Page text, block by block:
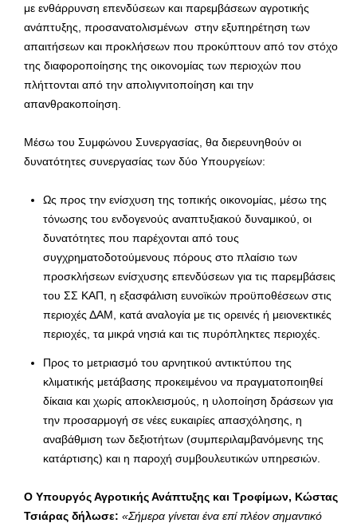
με ενθάρρυνση επενδύσεων και παρεμβάσεων αγροτικής
ανάπτυξης, προσανατολισμένων στην εξυπηρέτηση των
απαιτήσεων και προκλήσεων που προκύπτουν από τον στόχο
της διαφοροποίησης της οικονομίας των περιοχών που
πλήττονται από την απολιγνιτοποίηση και την
απανθρακοποίηση.
Μέσω του Συμφώνου Συνεργασίας, θα διερευνηθούν οι
δυνατότητες συνεργασίας των δύο Υπουργείων:
Ως προς την ενίσχυση της τοπικής οικονομίας, μέσω της
τόνωσης του ενδογενούς αναπτυξιακού δυναμικού, οι
δυνατότητες που παρέχονται από τους
συγχρηματοδοτούμενους πόρους στο πλαίσιο των
προσκλήσεων ενίσχυσης επενδύσεων για τις παρεμβάσεις
του ΣΣ ΚΑΠ, η εξασφάλιση ευνοϊκών προϋποθέσεων στις
περιοχές ΔΑΜ, κατά αναλογία με τις ορεινές ή μειονεκτικές
περιοχές, τα μικρά νησιά και τις πυρόπληκτες περιοχές.
Προς το μετριασμό του αρνητικού αντικτύπου της
κλιματικής μετάβασης προκειμένου να πραγματοποιηθεί
δίκαια και χωρίς αποκλεισμούς, η υλοποίηση δράσεων για
την προσαρμογή σε νέες ευκαιρίες απασχόλησης, η
αναβάθμιση των δεξιοτήτων (συμπεριλαμβανόμενης της
κατάρτισης) και η παροχή συμβουλευτικών υπηρεσιών.
Ο Υπουργός Αγροτικής Ανάπτυξης και Τροφίμων, Κώστας
Τσιάρας δήλωσε: «Σήμερα γίνεται ένα επί πλέον σημαντικό